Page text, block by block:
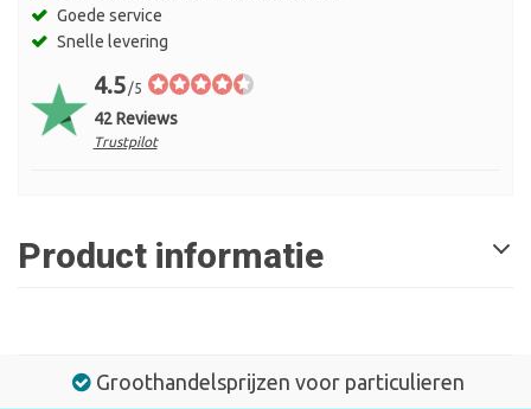
Goede service
Snelle levering
4.5/5
42 Reviews
Trustpilot
Product informatie
Groothandelsprijzen voor particulieren